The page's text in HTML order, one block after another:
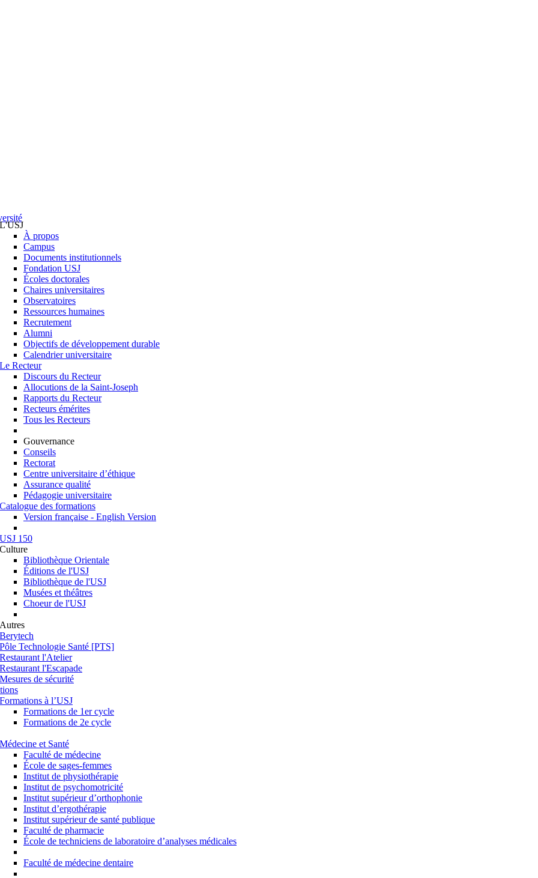
L'USJ
À propos
Campus
Documents institutionnels
Fondation USJ
Écoles doctorales
Chaires universitaires
Observatoires
Ressources humaines
Recrutement
Alumni
Objectifs de développement durable
Calendrier universitaire
Le Recteur
Discours du Recteur
Allocutions de la Saint-Joseph
Rapports du Recteur
Recteurs émérites
Tous les Recteurs
Gouvernance
Conseils
Rectorat
Centre universitaire d’éthique
Assurance qualité
Pédagogie universitaire
Catalogue des formations
Version française - English Version
USJ 150
Culture
Bibliothèque Orientale
Éditions de l'USJ
Bibliothèque de l'USJ
Musées et théâtres
Choeur de l'USJ
Autres
Berytech
Pôle Technologie Santé [PTS]
Restaurant l'Atelier
Restaurant l'Escapade
Mesures de sécurité
Formations à l’USJ
Formations de 1er cycle
Formations de 2e cycle
Médecine et Santé
Faculté de médecine
École de sages-femmes
Institut de physiothérapie
Institut de psychomotricité
Institut supérieur d’orthophonie
Institut d’ergothérapie
Institut supérieur de santé publique
Faculté de pharmacie
École de techniciens de laboratoire d’analyses médicales
Faculté de médecine dentaire